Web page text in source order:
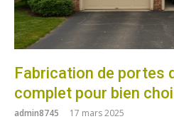
Fabrication de portes
complet pour bien
admin8745 17 mars 2025